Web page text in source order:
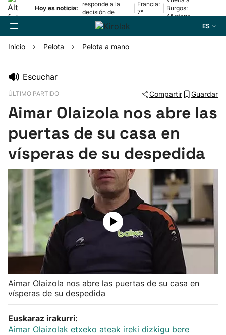
Hoy es noticia:
responde a la
decisión de
Oriamendi
Francia:
7ª
Burgos:
4ª etapa
ES
Pelota
Remo
Baloncesto
Ciclismo
Herri-kirolak
Balonmano
Kirolak 360
Atletismo
Inicio Pelota Pelota a mano
Escuchar
ÚLTIMO PARTIDO Compartir Guardar
Aimar Olaizola nos abre las
puertas de su casa en
vísperas de su despedida
Aimar Olaizola nos abre las puertas de su casa en
vísperas de su despedida
Euskaraz irakurri:
Aimar Olaizolak etxeko ateak ireki dizkigu bere